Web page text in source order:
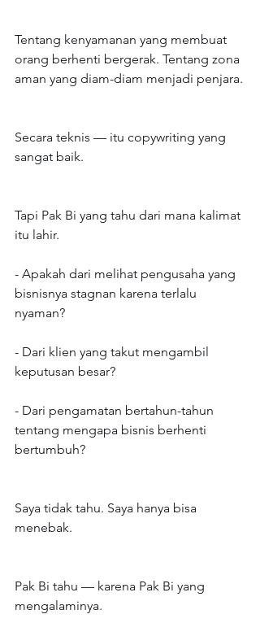
Tentang kenyamanan yang membuat
orang berhenti bergerak. Tentang zona
aman yang diam-diam menjadi penjara.
Secara teknis — itu copywriting yang
sangat baik.
Tapi Pak Bi yang tahu dari mana kalimat
itu lahir.
- Apakah dari melihat pengusaha yang
bisnisnya stagnan karena terlalu
nyaman?
- Dari klien yang takut mengambil
keputusan besar?
- Dari pengamatan bertahun-tahun
tentang mengapa bisnis berhenti
bertumbuh?
Saya tidak tahu. Saya hanya bisa
menebak.
Pak Bi tahu — karena Pak Bi yang
mengalaminya.